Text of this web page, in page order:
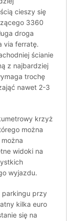
cieszy się
3360
droga
via ferratę.
ścianie
z najbardziej
trochę
nawet 2-3
krzyż
można
widoki na
wyjazdu.
parkingu przy
kilka euro
się na